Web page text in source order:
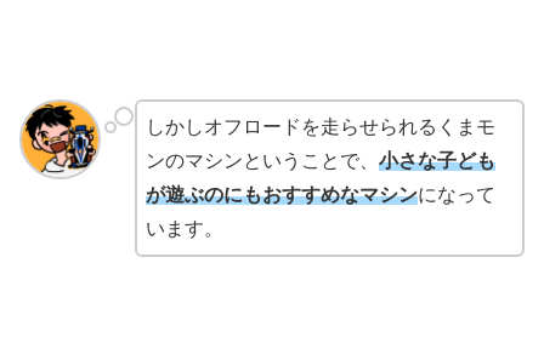
しかしオフロードを走らせられるくまモ
ンのマシンということで、 小さな子ども
が遊ぶのにもおすすめなマシンになって
います。